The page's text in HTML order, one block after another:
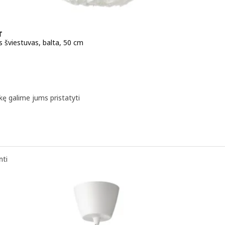
šviestuvas, balta, 50 cm
29,99€
galime jums pristatyti